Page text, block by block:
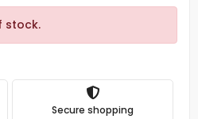
stock.
Secure shopping